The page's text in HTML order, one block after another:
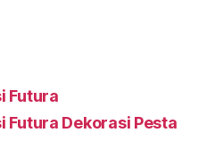
Futura
Futura Dekorasi Pesta